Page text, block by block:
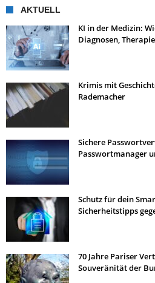
AKTUELL
KI in der Medizin:
Diagnosen,
Krimis mit
Rademacher
Sichere
Passwortmanager
Schutz für dein
Sicherheitstipps
70 Jahre Pariser
Souveränität der